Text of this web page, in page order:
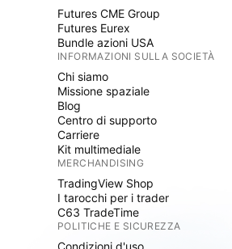
Futures CME Group
Futures Eurex
Bundle azioni USA
INFORMAZIONI SULLA SOCIETÀ
Chi siamo
Missione spaziale
Blog
Centro di supporto
Carriere
Kit multimediale
MERCHANDISING
TradingView Shop
I tarocchi per i trader
C63 TradeTime
POLITICHE E SICUREZZA
Condizioni d'uso